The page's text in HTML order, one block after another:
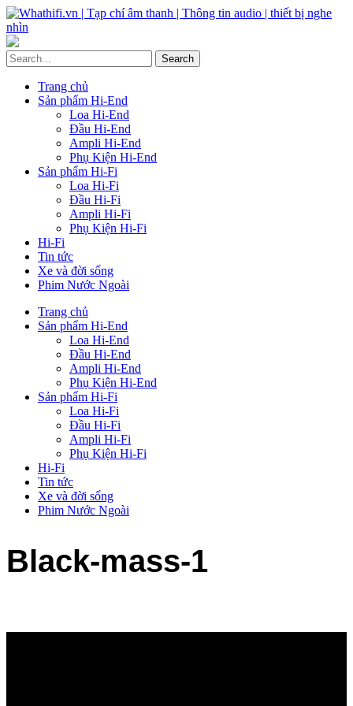
Trang chủ
Sản phẩm Hi-End
Loa Hi-End
Đầu Hi-End
Ampli Hi-End
Phụ Kiện Hi-End
Sản phẩm Hi-Fi
Loa Hi-Fi
Đầu Hi-Fi
Ampli Hi-Fi
Phụ Kiện Hi-Fi
Hi-Fi
Tin tức
Xe và đời sống
Phim Nước Ngoài
Trang chủ
Sản phẩm Hi-End
Loa Hi-End
Đầu Hi-End
Ampli Hi-End
Phụ Kiện Hi-End
Sản phẩm Hi-Fi
Loa Hi-Fi
Đầu Hi-Fi
Ampli Hi-Fi
Phụ Kiện Hi-Fi
Hi-Fi
Tin tức
Xe và đời sống
Phim Nước Ngoài
Black-mass-1